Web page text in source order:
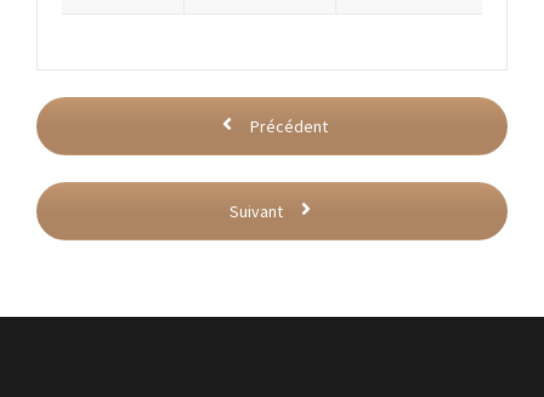
Précédent
Suivant